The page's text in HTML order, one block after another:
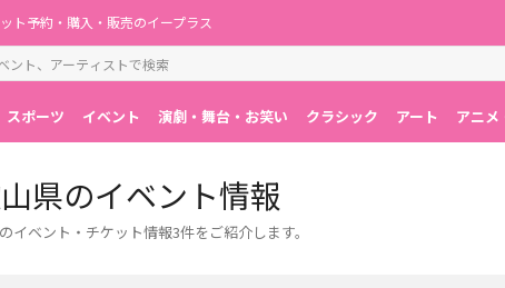
ト予約・購入・販売のイープラス
スポーツ イベント 演劇・舞台・お笑い クラシック アート アニメ
県のイベント情報
イベント・チケット情報3件をご紹介します。